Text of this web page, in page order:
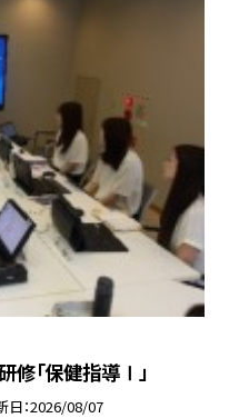
修「保健指導Ⅰ」
日 2026/08/07